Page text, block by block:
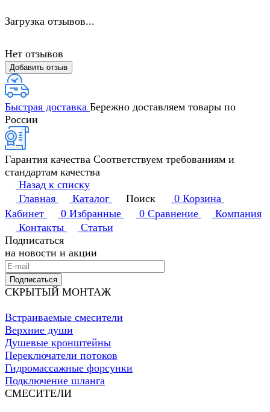
Загрузка отзывов...
Нет отзывов
Добавить отзыв
Быстрая доставка Бережно доставляем товары по
России
Гарантия качества Соответствуем требованиям и
стандартам качества
Назад к списку
Главная
Каталог Поиск 0 Корзина
Кабинет
0 Избранные 0 Сравнение
Компания
Контакты
Статьи
Подписаться
на новости и акции
Подписаться
СКРЫТЫЙ МОНТАЖ
Встраиваемые смесители
Верхние души
Душевые кронштейны
Переключатели потоков
Гидромассажные форсунки
Подключение шланга
СМЕСИТЕЛИ